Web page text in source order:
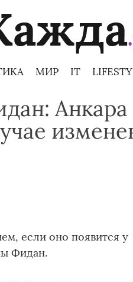
МИР IT
Анкара
если оно появится у
Фидан.